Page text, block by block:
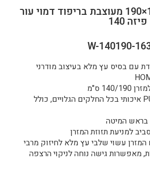
מיטה זוגית 140×190 מעוצבת בריפוד דמוי עור
140
עם בסיס עץ מלא בעיצוב מודרני
ס"מ
ריפוד דמוי עור PU איכותי בכל החלקים הגלויים, כולל
בראש המיטה
למניעת תזוזת המזרן
המזרן עשוי שלבי עץ מלא לחיזוק מרבי
מאפשרות גישה נוחה לניקוי הרצפה